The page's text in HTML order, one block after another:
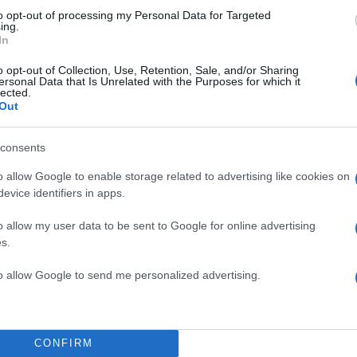
opt-out of processing my Personal Data for Targeted
opt-out of Collection, Use, Retention, Sale, and/or Sharing
Data that Is Unrelated with the Purposes for which it
allow Google to enable storage related to advertising like cookies on
identifiers in apps.
allow my user data to be sent to Google for online advertising
allow Google to send me personalized advertising.
CONFIRM
των στεντ, ο Νίκος Χαρδαλιάς
έχει ιστορικό (είχε πάθει έμφραγμα στο
του, πάντως, είναι σταθερή. Δεν διατρέχει κίνδυνο